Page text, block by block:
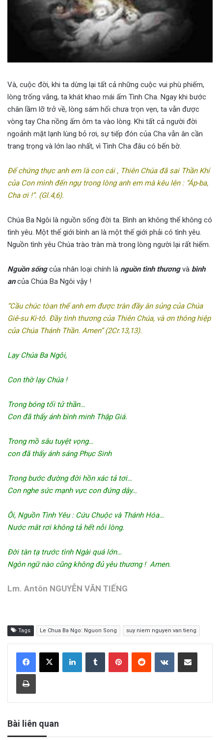
Và, cuộc đời, khi ta dừng lại tất cả những cuộc vui phù phiếm,
lòng trống vắng, ta khát khao mái ấm Tình Cha. Ngay khi bước
chân lầm lỡ trở về, lòng sám hối chưa trọn vẹn, ta vẫn được
vòng tay Cha nồng ấm ôm ta vào lòng. Khi tất cả người đời
ngoảnh mặt lạnh lùng bỏ rơi, sự tiếp đón của Cha vẫn ân cần
trang trọng và lớn lao nhất, vì Tình Cha đâu có bến bờ.
Để chứng thực anh em là con cái , Thiên Chúa đã sai Thần Khí
của Con mình đến ngự trong lòng anh em mà kêu lên : “Áp-ba,
Cha ơi !”. (Gl.4,6).
Chúa Ba Ngôi là nguồn sống đời ta. Bình an không thể không có
tình yêu. Một thế giới bình an là một thế giới phải có tình yêu.
Nguồn tình yêu Chúa trào tràn mà trong lòng người lại rất hiếm.
Nguồn sốngcủa nhân loại chính là nguồn tình thươngvà bình
ancủa Chúa Ba Ngôi vậy !
“Cầu chúc tòan thể anh em được tràn đầy ân sủng của Chúa
Giê-su Ki-tô. Đầy tình thương của Thiên Chúa, và ơn thông hiệp
của Chúa Thánh Thần. Amen” (2Cr.13,13).
Lạy Chúa Ba Ngôi,
Con thờ lạy Chúa !
Trong bóng tối tử thần…
Con đã thấy ánh bình minh Thập Giá.
Trong mồ sâu tuyệt vọng…
con đã thấy ánh sáng Phục Sinh
Trong bước đường đời hồn xác tả tơi…
Con nghe sức mạnh vực con đứng dậy…
Ôi, Nguồn Tình Yêu : Cứu Chuộc và Thánh Hóa…
Nước mắt rơi không tả hết nỗi lòng.
Đời tàn tạ trước tình Ngài quá lớn…
Ngôn ngữ nào cũng không đủ yêu thương ! Amen.
Lm. Antôn NGUYỄN VĂN TIẾNG
Tags Le Chua Ba Ngo: Nguon Song suy niem nguyen van tieng
Bài liên quan